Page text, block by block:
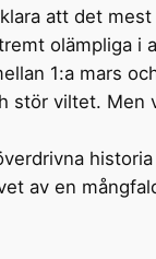
att det
olämpliga i
1:a mars
stör viltet.
av en